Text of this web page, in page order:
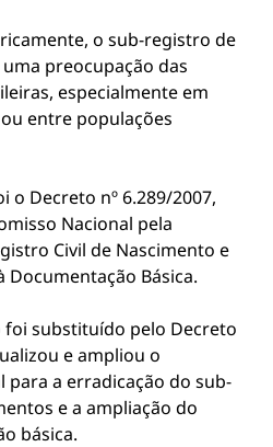
o sub-registro de
preocupação das
especialmente em
entre populações
o Decreto nº 6.289/2007,
Nacional pela
Civil de Nascimento e
Documentação Básica.
foi substituído pelo Decreto
e ampliou o
a erradicação do sub-
e a ampliação do
básica.